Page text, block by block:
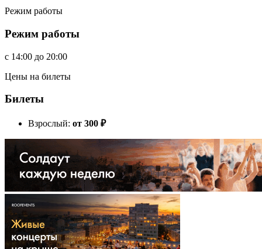
Режим работы
Режим работы
c 14:00 до 20:00
Цены на билеты
Билеты
Взрослый: от 300 ₽